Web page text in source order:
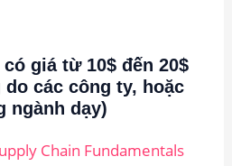
giá từ 10$ đến 20$
các công ty, hoặc
ngành dạy)
Chain Fundamentals